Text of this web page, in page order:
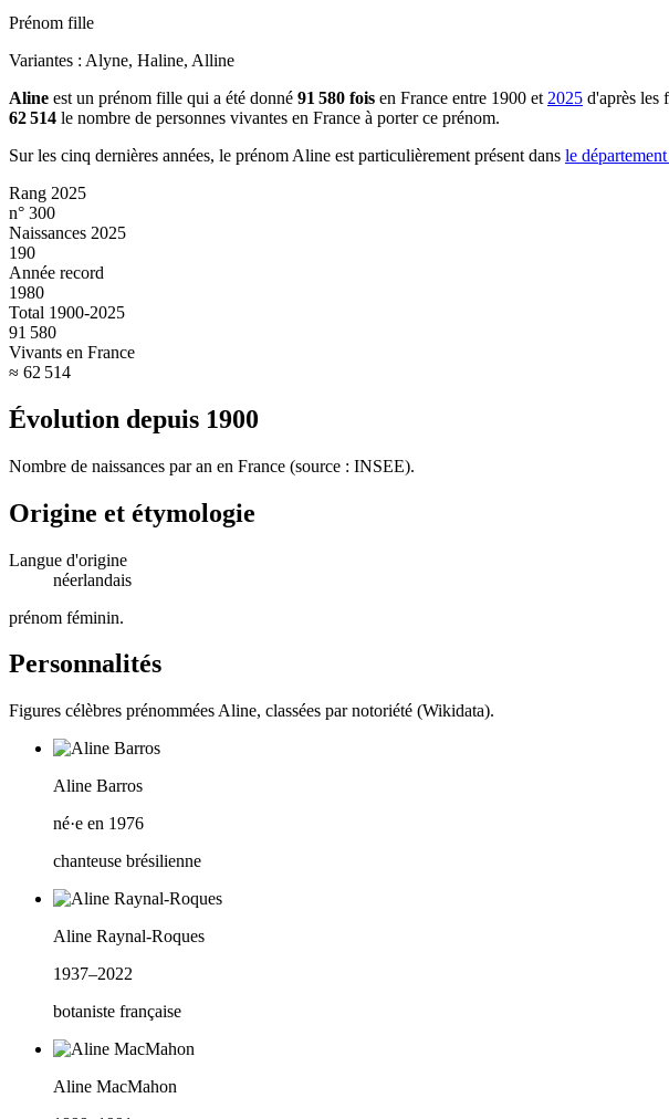
Prénom fille
Variantes : Alyne, Haline, Alline
Aline est un prénom fille qui a été donné 91 580 fois en France entre 1900 et 2025 d'après les
62 514 le nombre de personnes vivantes en France à porter ce prénom.
Sur les cinq dernières années, le prénom Aline est particulièrement présent dans le département
Rang 2025
n° 300
Naissances 2025
190
Année record
1980
Total 1900-2025
91 580
Vivants en France
≈ 62 514
Évolution depuis 1900
Nombre de naissances par an en France (source : INSEE).
Origine et étymologie
Langue d'origine
néerlandais
prénom féminin.
Personnalités
Figures célèbres prénommées Aline, classées par notoriété (Wikidata).
Aline Barros
né·e en 1976
chanteuse brésilienne
Aline Raynal-Roques
1937–2022
botaniste française
Aline MacMahon